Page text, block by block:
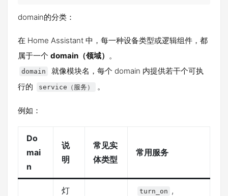
domain的分类：
在 Home Assistant 中，每一种设备类型或逻辑组件，都
属于一个 domain（领域） 。
domain
就像模块名，每个 domain 内提供若干个可执
行的
service（服务） 。
例如：
Do
mai
n
说
明
常见实
体类型
常用服务
灯
turn_on ,